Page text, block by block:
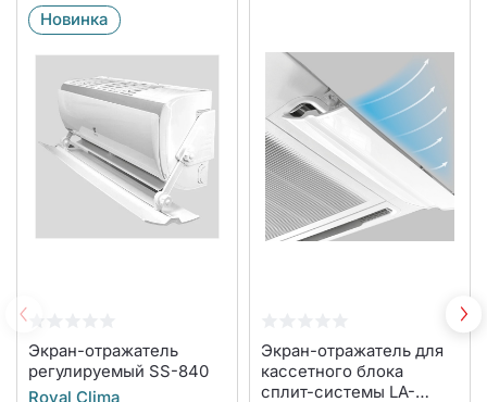
Новинка
Экран-отражатель
регулируемый SS-840
Royal Clima
Экран-отражатель для
кассетного блока
сплит-системы LA-